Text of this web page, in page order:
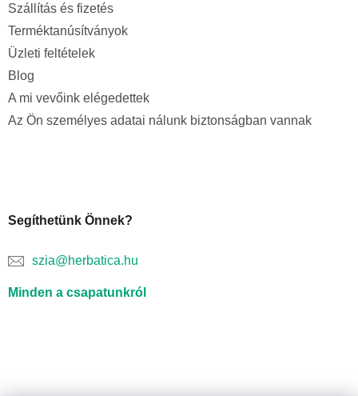
Szállítás és fizetés
Terméktanúsítványok
Üzleti feltételek
Blog
A mi vevőink elégedettek
Az Ön személyes adatai nálunk biztonságban vannak
Segíthetünk Önnek?
szia@herbatica.hu
Minden a csapatunkról